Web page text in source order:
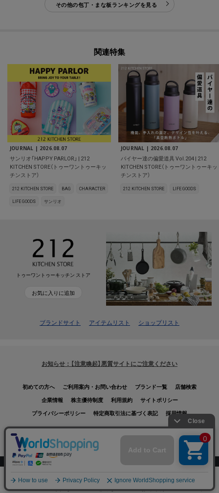
メニュー 買いもの 読みもの お気に入り カート
その他の包丁・まな板ランキングを見る
関連特集
JOURNAL | 2026.08.07
サンリオ「HAPPY PARLOR」 | 212
KITCHEN STORE（トゥーワントゥーキッ
チンストア）
212 KITCHEN STORE BAG
CHARACTER
LIFE GOODS
サンリオ
JOURNAL | 2026.08.07
バイヤー達の偏愛道具 Vol.204 | 212
KITCHEN STORE（トゥーワントゥーキッ
チンストア）
212 KITCHEN STORE LIFE GOODS
トゥーワントゥーキッチン ストア
お気に入りに追加
ブランドサイト アイテムリスト ショップリスト
お知らせ：【注意喚起】悪質サイトにご注意ください
初めての方へ ご利用案内・お問い合わせ ブランド一覧
店舗検索
企業情報
株主優待制度 利用規約
サイトポリシー
プライバシーポリシー
特定商取引法に基づく表記 採用情報
スマートフォン ｜PC